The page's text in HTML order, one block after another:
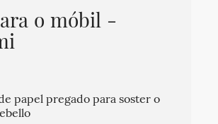
o móbil -
papel pregado para soster o